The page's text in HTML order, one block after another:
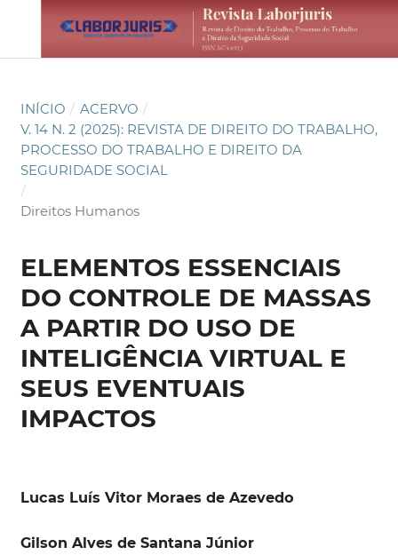
INÍCIO / ACERVO /
V. 14 N. 2 (2025): REVISTA DE DIREITO DO TRABALHO,
PROCESSO DO TRABALHO E DIREITO DA
SEGURIDADE SOCIAL
/
Direitos Humanos
ELEMENTOS ESSENCIAIS
DO CONTROLE DE MASSAS
A PARTIR DO USO DE
INTELIGÊNCIA VIRTUAL E
SEUS EVENTUAIS
IMPACTOS
Lucas Luís Vitor Moraes de Azevedo
Gilson Alves de Santana Júnior